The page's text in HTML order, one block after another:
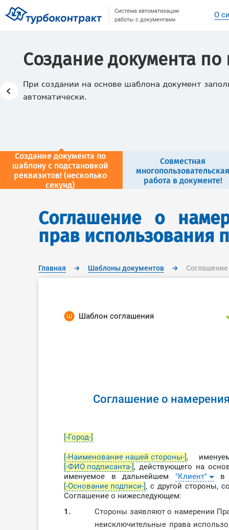
Система автоматизации
работы с документами
О
Создание документа
При создании на основе шаблона документ
автоматически.
Создание документа по
шаблону с подстановкой
реквизитов! (несколько
секунд)
Совместная
работа в документе!
Соглашение о
прав использования
Главная → Шаблоны документов →
Шаблон соглашения
Соглашение о
[-Город-]
[-Наименование нашей стороны-],
[-ФИО подписанта-], действующего на
именуемое в дальнейшем "Клиент"
в
[-Основание подписи-], с другой стороны,
Соглашение о нижеследующем:
1.
Стороны заявляют о намерении
неисключительные права